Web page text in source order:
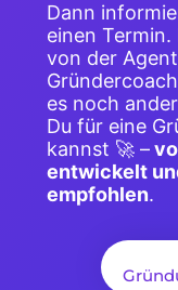
Dann
einen Termin.
von der
es noch
Du für eine
kannst 🚀 –
entwickelt
empfohlen.